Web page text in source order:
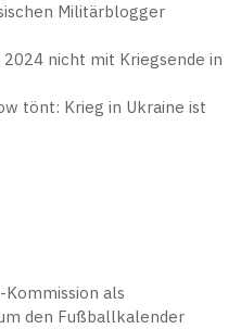
Militärblogger
nicht mit Kriegsende in
tönt: Krieg in Ukraine ist
Kommission als
den Fußballkalender